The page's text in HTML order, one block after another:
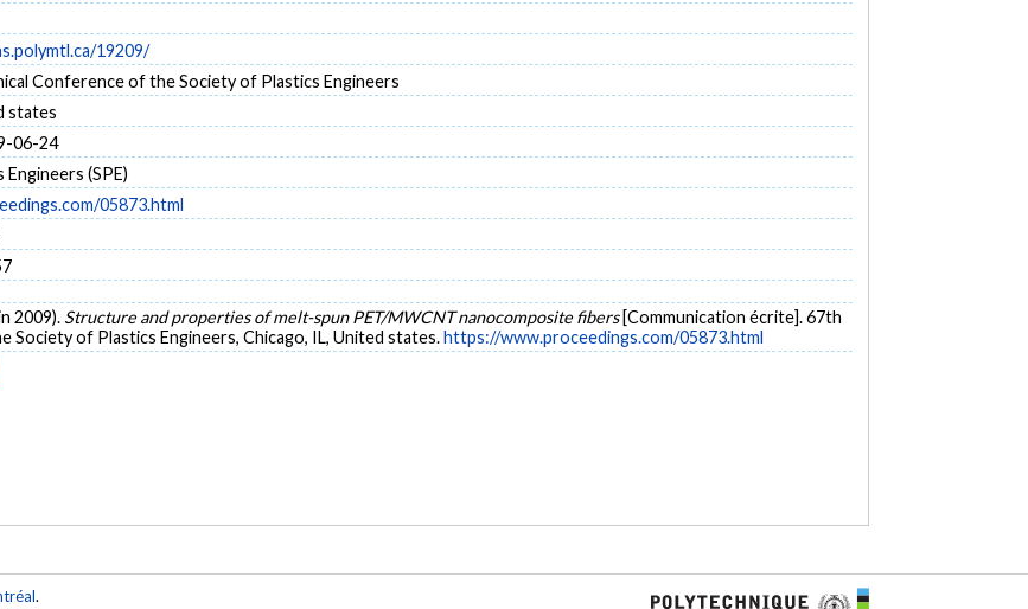
19209/
Conference of the Society of Plastics Engineers
states
06-24
(SPE)
05873.html
2009). Structure and properties of melt-spun PET/MWCNT nanocomposite fibers [Communication écrite]. 67th
Society of Plastics Engineers, Chicago, IL, United states.https://www.proceedings.com/05873.html
.